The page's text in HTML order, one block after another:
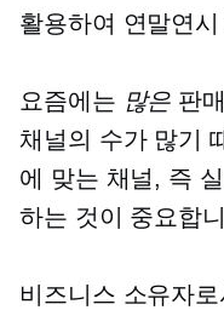
활용하여 연말연
요즘에는 많은 판
채널의 수가 많기
에 맞는 채널, 즉
하는 것이 중요합
비즈니스 소유자